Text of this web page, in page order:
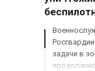
задачи в